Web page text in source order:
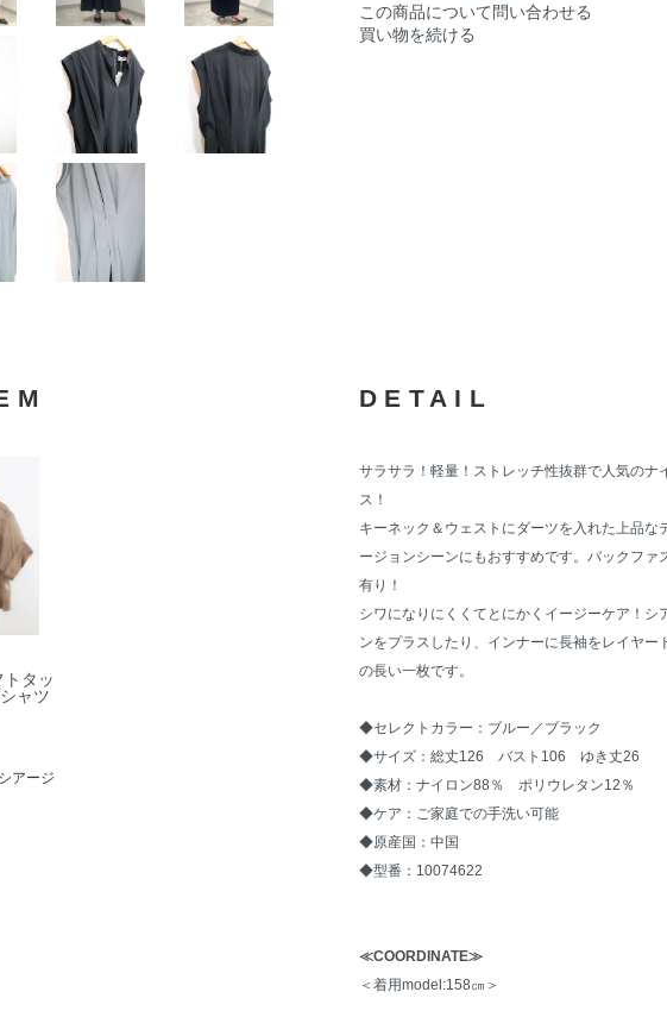
この商品について問い合わせる
買い物を続ける
DETAIL
サラサラ！軽量！ストレッチ性抜群で人気のナ
ス！
キーネック＆ウェストにダーツを入れた上品な
ージョンシーンにもおすすめです。バックファ
有り！
シワになりにくくてとにかくイージーケア！シ
ンをプラスしたり、インナーに長袖をレイヤー
の長い一枚です。
◆セレクトカラー：ブルー／ブラック
◆サイズ：総丈126 バスト106 ゆき丈26
◆素材：ナイロン88％ ポリウレタン12％
◆ケア：ご家庭での手洗い可能
◆原産国：中国
◆型番：10074622
≪COORDINATE≫
＜着用model:158㎝＞
トタッ
ャツ
アージ